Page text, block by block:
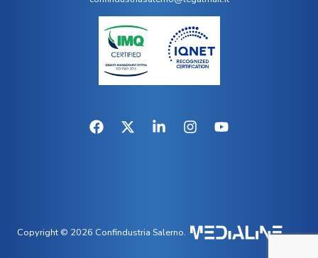
Copyright © 2026 Confindustria Salerno.